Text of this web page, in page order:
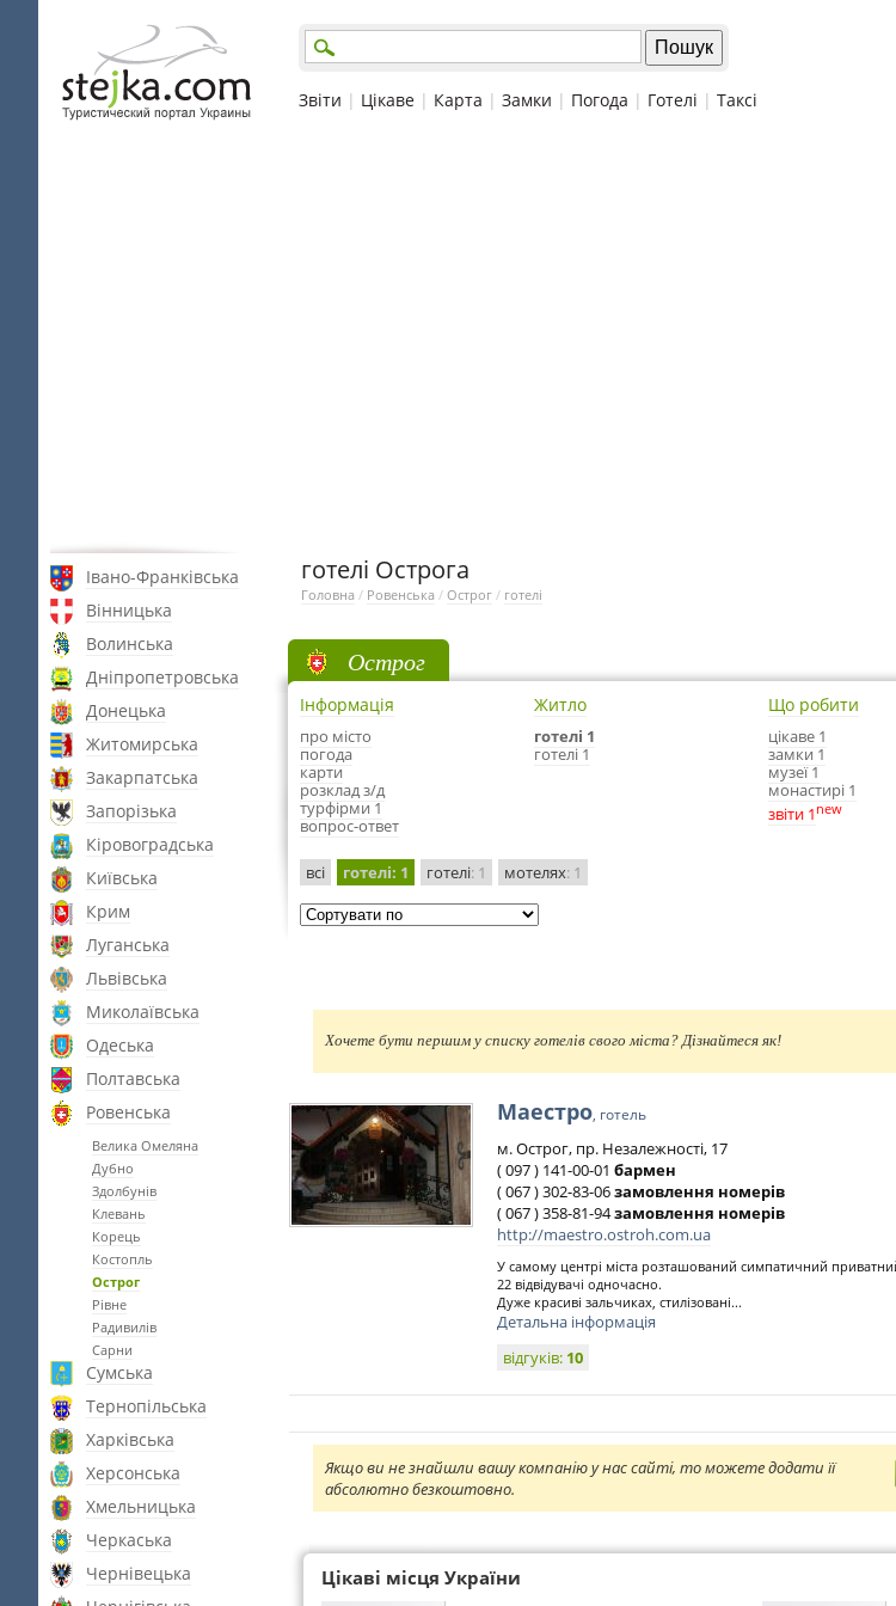
Звіти | Цікаве | Карта | Замки | Погода | Готелі | Таксі
Івано-Франківська
Вінницька
Волинська
Дніпропетровська
Донецька
Житомирська
Закарпатська
Запорізька
Кіровоградська
Київська
Крим
Луганська
Львівська
Миколаївська
Одеська
Полтавська
Ровенська
Велика Омеляна
Дубно
Здолбунів
Клевань
Корець
Костопль
Острог
Рівне
Радивилів
Сарни
Сумська
Тернопільська
Харківська
Херсонська
Хмельницька
Черкаська
Чернівецька
готелі Острога
Головна / Ровенська / Острог / готелі
Острог
Інформація
про місто
погода
карти
розклад з/д
турфірми 1
вопрос-ответ
Житло
готелі 1
готелі 1
Що робити
цікаве 1
замки 1
музеї 1
монастирі 1
звіти 1 new
всі готелі: 1 готелі: 1 мотелях: 1
Хочете бути першим у списку готелів свого міста? Дізнайтеся як!
Маестро, готель
м. Острог, пр. Незалежності, 17
( 097 ) 141-00-01 бармен
( 067 ) 302-83-06замовлення номерів
( 067 ) 358-81-94замовлення номерів
http://maestro.ostroh.com.ua
У самому центрі міста розташований симпатичний
22 відвідувачі одночасно.
Дуже красиві зальчиках, стилізовані...
Детальна інформація
відгуків: 10
Якщо ви не знайшли вашу компанію у нас сайті, то можете додати її
абсолютно безкоштовно.
Цікаві місця України